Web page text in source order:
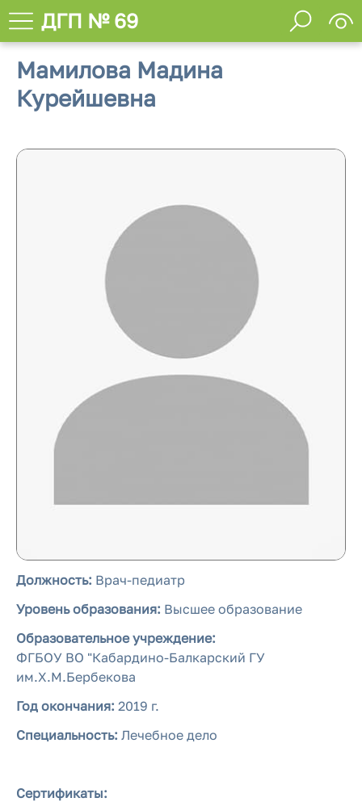
ДГП № 69
Мамилова Мадина
Курейшевна
Должность: Врач-педиатр
Уровень образования: Высшее образование
Образовательное учреждение:
ФГБОУ ВО "Кабардино-Балкарский ГУ
им.Х.М.Бербекова
Год окончания: 2019 г.
Специальность: Лечебное дело
Сертификаты: